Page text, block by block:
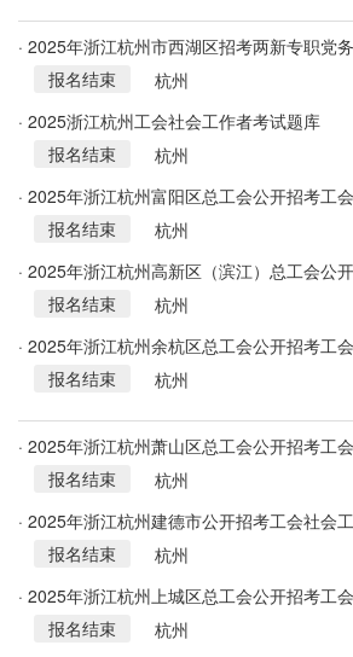
· 2025年浙江杭州市西湖区招考两新专职党
报名结束
杭州
· 2025浙江杭州工会社会工作者考试题库
报名结束
杭州
· 2025年浙江杭州富阳区总工会公开招考工
人公告报名结束
杭州
· 2025年浙江杭州高新区（滨江）总工会公
会工作者5人公告
报名结束
杭州
· 2025年浙江杭州余杭区总工会公开招考工
人公告报名结束
杭州
· 2025年浙江杭州萧山区总工会公开招考工
人公告报名结束
杭州
· 2025年浙江杭州建德市公开招考工会社会
报名结束
杭州
· 2025年浙江杭州上城区总工会公开招考工
人公告报名结束
杭州